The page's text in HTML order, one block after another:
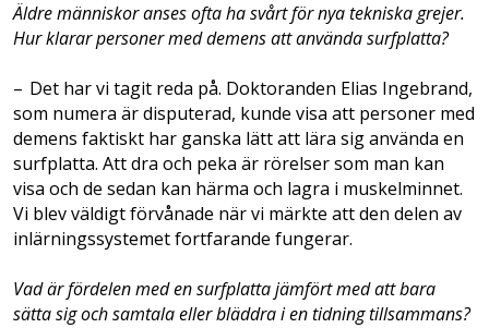
Äldre människor anses ofta ha svårt för nya ­tekniska grejer.
Hur klarar personer med ­demens att använda surfplatta?
– Det har vi tagit reda på. Doktoranden ­Elias Ingebrand,
som numera är disputerad, kunde visa att personer med
demens faktiskt har ganska lätt att lära sig använda en
surf­platta. Att dra och peka är rörelser som man kan
visa och de sedan kan härma och lagra i muskel­minnet.
Vi blev väldigt förvånade ­när vi märkte att den delen av
inlärnings­systemet fortfarande fungerar.
Vad är fördelen med en surfplatta jämfört med att bara
sätta sig och samtala eller bläddra i en tidning tillsammans?